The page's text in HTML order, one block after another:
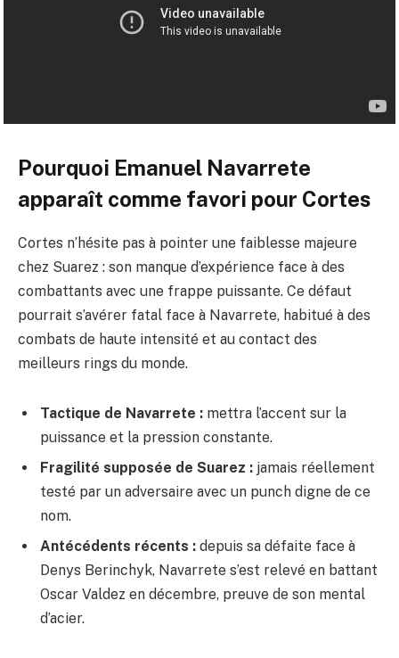
Pourquoi Emanuel Navarrete
apparaît comme favori pour Cortes
Cortes n’hésite pas à pointer une faiblesse majeure
chez Suarez : son manque d’expérience face à des
combattants avec une frappe puissante. Ce défaut
pourrait s’avérer fatal face à Navarrete, habitué à des
combats de haute intensité et au contact des
meilleurs rings du monde.
Tactique de Navarrete : mettra l’accent sur la
puissance et la pression constante.
Fragilité supposée de Suarez : jamais réellement
testé par un adversaire avec un punch digne de ce
nom.
Antécédents récents : depuis sa défaite face à
Denys Berinchyk, Navarrete s’est relevé en battant
Oscar Valdez en décembre, preuve de son mental
d’acier.